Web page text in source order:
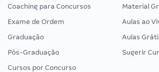
Coaching para Concursos
Exame de Ordem
Graduação
Pós-Graduação
Cursos por Concurso
Material
Aulas ao
Aulas
Sugerir